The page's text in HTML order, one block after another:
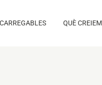
QUÈ CREIEM